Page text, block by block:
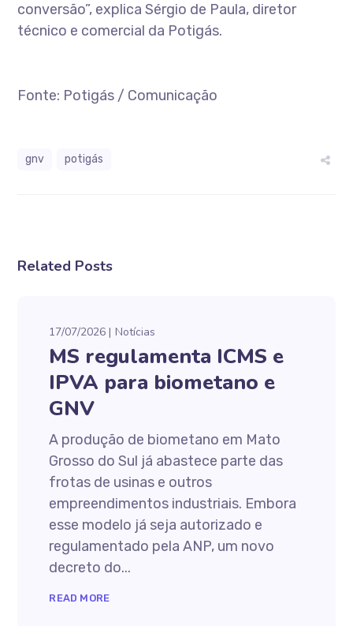
conversão”, explica Sérgio de Paula, diretor
técnico e comercial da Potigás.
Fonte: Potigás / Comunicação
gnv potigás
Related Posts
17/07/2026 Notícias
MS regulamenta ICMS e
IPVA para biometano e
GNV
A produção de biometano em Mato
Grosso do Sul já abastece parte das
frotas de usinas e outros
empreendimentos industriais. Embora
esse modelo já seja autorizado e
regulamentado pela ANP, um novo
decreto do...
READ MORE